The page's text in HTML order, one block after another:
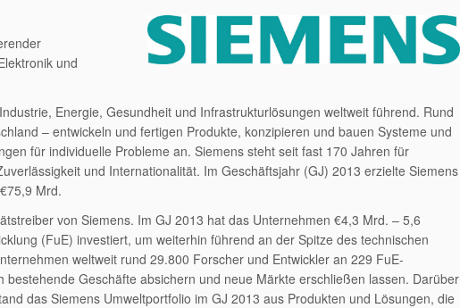
und
Energie, Gesundheit und Infrastrukturlösungen weltweit führend. Rund
– entwickeln und fertigen Produkte, konzipieren und bauen Systeme und
für individuelle Probleme an. Siemens steht seit fast 170 Jahren für
und Internationalität. Im Geschäftsjahr (GJ) 2013 erzielte Siemens
Mrd.
von Siemens. Im GJ 2013 hat das Unternehmen €4,3 Mrd. – 5,6
(FuE) investiert, um weiterhin führend an der Spitze des technischen
weltweit rund 29.800 Forscher und Entwickler an 229 FuE-
Geschäfte absichern und neue Märkte erschließen lassen. Darüber
das Siemens Umweltportfolio im GJ 2013 aus Produkten und Lösungen, die